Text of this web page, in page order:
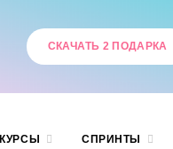
СКАЧАТЬ 2 ПОДАРКА
КУРСЫ СПРИНТЫ